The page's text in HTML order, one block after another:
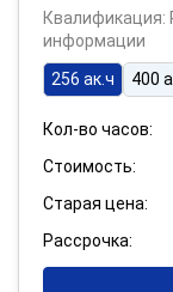
Квалификация:
информации
256 ак.ч
400
Кол-во часов:
Стоимость:
Старая цена:
Рассрочка: